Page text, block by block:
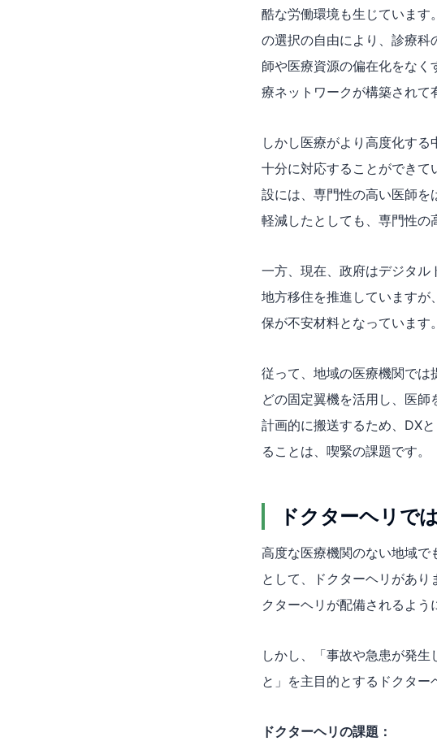
酷な労働環境も生じていま
の選択の自由により、診療科
師や医療資源の偏在化をな
療ネットワークが構築されて
しかし医療がより高度化す
十分に対応することができ
設には、専門性の高い医師
軽減したとしても、専門性の
一方、現在、政府はデジタ
地方移住を推進していますが
保が不安材料となっています。
従って、地域の医療機関では
どの固定翼機を活用し、医
計画的に搬送するため、DX
ることは、喫緊の課題です。
ドクターヘリで
高度な医療機関のない地域で
として、ドクターヘリがあ
クターヘリが配備されるよう
しかし、「事故や急患が発
と」を主目的とするドクター
ドクターヘリの課題：